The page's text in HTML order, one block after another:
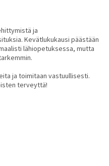
ja
Kevätlukukausi päästään
lähiopetuksessa, mutta
ja toimitaan vastuullisesti.
terveyttä!